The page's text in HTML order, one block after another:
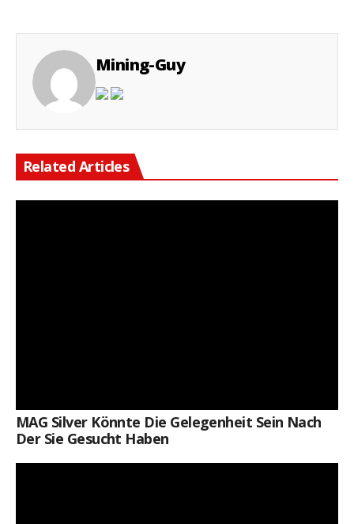
Mining-Guy
Related Articles
MAG Silver Könnte Die Gelegenheit Sein Nach
Der Sie Gesucht Haben